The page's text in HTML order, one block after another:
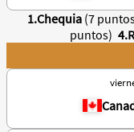
1.Chequia (7
puntos)